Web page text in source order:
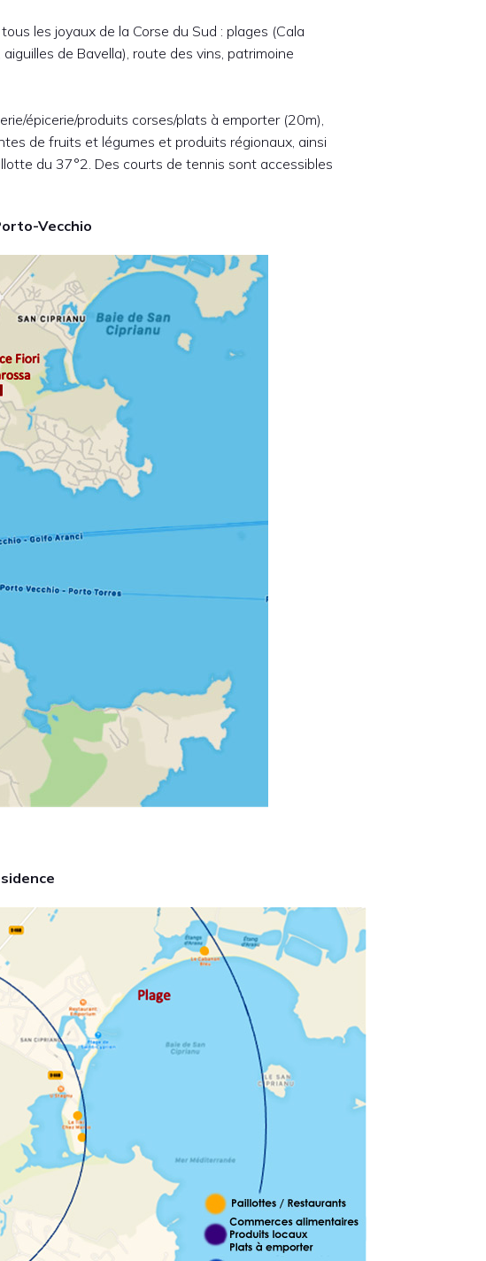
les joyaux de la Corse du Sud : plages (Cala
de Bavella), route des vins, patrimoine
épicerie/produits corses/plats à emporter (20m),
de fruits et légumes et produits régionaux, ainsi
du 37°2. Des courts de tennis sont accessibles
Vecchio